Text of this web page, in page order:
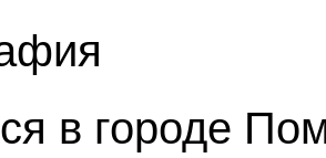
в городе